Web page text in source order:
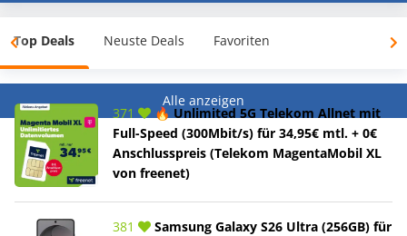
Top Deals Neuste Deals Favoriten
Alle anzeigen
371
🔥 Unlimited 5G Telekom Allnet mit
Full-Speed (300Mbit/s) für 34,95€ mtl. + 0€
Anschlusspreis (Telekom MagentaMobil XL
von freenet)
381
Samsung Galaxy S26 Ultra (256GB) für